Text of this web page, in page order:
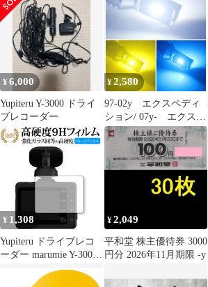
鳥格子
¥6,000
Yupiteru Y-3000 ドライ
ブレコーダー
¥2,580
97-02y エクスペディ
ション/ 07y- エクスペ
ディション/ 95-01y エ
クスプローラー/ 94-
04y マスタング/
92y- トーラス 車検対
応 爆光 CSP3570LEDチ
ップ搭載 880 LED フォ
¥ 1,308
Yupiteru ドライブレコ
ーダー marumie Y-3000
Z-300 保護 フィルム 強
化ガラス と 同等の 高
¥2,049
平和堂 株主優待券 3000
円分 2026年11月期限 -y